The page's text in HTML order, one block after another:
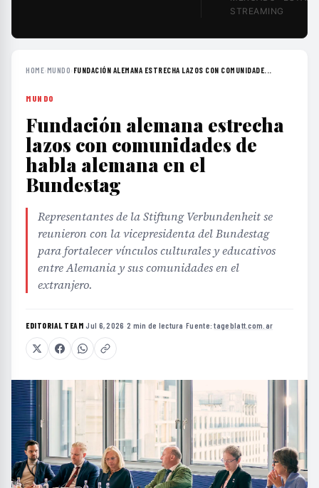
STREAMING
HOME›MUNDO› FUNDACIÓN ALEMANA ESTRECHA LAZOS CON COMUNIDADE...
MUNDO
Fundación alemana estrecha
lazos con comunidades de
habla alemana en el
Bundestag
Representantes de la Stiftung Verbundenheit se
reunieron con la vicepresidenta del Bundestag
para fortalecer vínculos culturales y educativos
entre Alemania y sus comunidades en el
extranjero.
EDITORIAL TEAM·Jul 6, 2026 ·2 min de lectura ·Fuente:tageblatt.com.ar